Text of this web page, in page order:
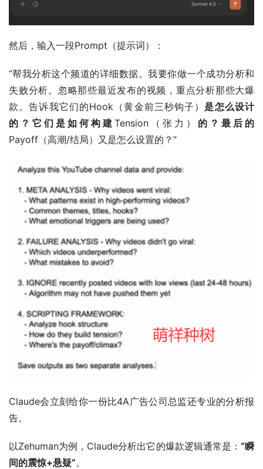
然后，输入一段Prompt（提示词）：
“帮我分析这个频道的详细数据。我要你做一个成功分析和
失败分析。忽略那些最近发布的视频，重点分析那些大爆
款。告诉我它们的Hook（黄金前三秒钩子）是怎么设计
的？它们是如何构建 Tension（张力） 的？最后的
Payoff（高潮/结局）又是怎么设置的？”
Claude会立刻给你一份比4A广告公司总监还专业的分析报
告。
以Zehuman为例，Claude分析出它的爆款逻辑通常是： “瞬
间的震惊+悬疑”。